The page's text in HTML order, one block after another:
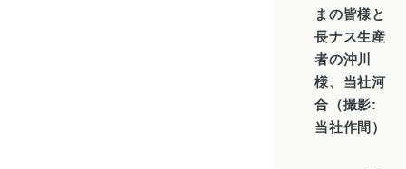
まの皆様と
長ナス生産
者の沖川
様、当社河
合（撮影:
当社作間）